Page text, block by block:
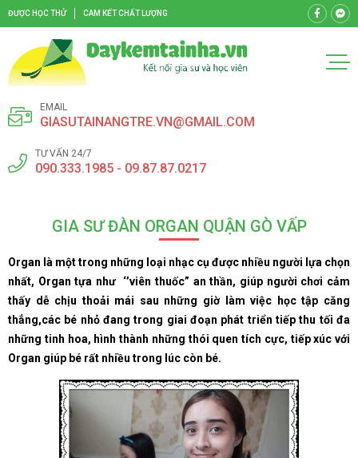
ĐƯỢC HỌC THỬ CAM KẾT CHẤT LƯỢNG
EMAIL
GIASUTAINANGTRE.VN@GMAIL.COM
TƯ VẤN 24/7
090.333.1985 - 09.87.87.0217
GIA SƯ ĐÀN ORGAN QUẬN GÒ VẤP
Organ là một trong những loại nhạc cụ được nhiều người lựa chọn
nhất, Organ tựa như ‘’viên thuốc” an thần, giúp người chơi cảm
thấy dễ chịu thoải mái sau những giờ làm việc học tập căng
thẳng,các bé nhỏ đang trong giai đoạn phát triển tiếp thu tối đa
những tinh hoa, hình thành những thói quen tích cực, tiếp xúc với
Organ giúp bé rất nhiều trong lúc còn bé.